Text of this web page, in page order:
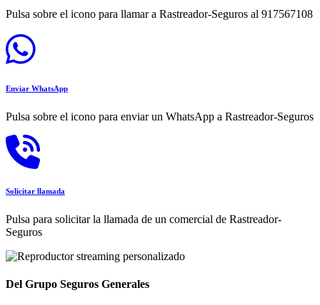
Pulsa sobre el icono para llamar a Rastreador-Seguros al 917567108
Enviar WhatsApp
Pulsa sobre el icono para enviar un WhatsApp a Rastreador-Seguros
Solicitar llamada
Pulsa para solicitar la llamada de un comercial de Rastreador-
Seguros
Del Grupo Seguros Generales